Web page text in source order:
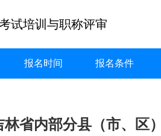
试培训与职称评审
报名时间 报名条件
林省内部分县（市、区